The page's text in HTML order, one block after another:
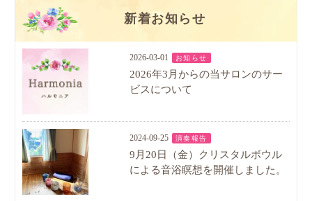
新着お知らせ
2026-03-01 お知らせ
2026年3月からの当サロンのサー
ビスについて
2024-09-25 演奏報告
9月20日（金）クリスタルボウル
による音浴瞑想を開催しました。